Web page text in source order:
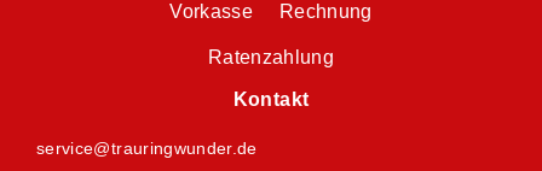
Vorkasse Rechnung
Ratenzahlung
Kontakt
service@trauringwunder.de